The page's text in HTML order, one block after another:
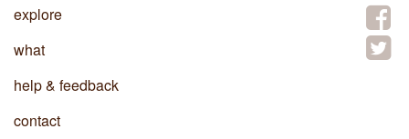
explore
what
help & feedback
contact